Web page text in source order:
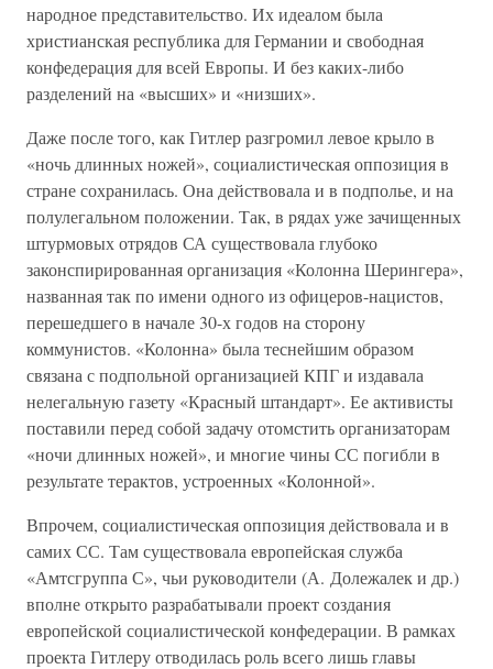
народное представительство. Их идеалом была
христианская республика для Германии и свободная
конфедерация для всей Европы. И без каких-либо
разделений на «высших» и «низших».
Даже после того, как Гитлер разгромил левое крыло в
«ночь длинных ножей», социалистическая оппозиция в
стране сохранилась. Она действовала и в подполье, и на
полулегальном положении. Так, в рядах уже зачищенных
штурмовых отрядов СА существовала глубоко
законспирированная организация «Колонна Шерингера»,
названная так по имени одного из офицеров-нацистов,
перешедшего в начале 30-х годов на сторону
коммунистов. «Колонна» была теснейшим образом
связана с подпольной организацией КПГ и издавала
нелегальную газету «Красный штандарт». Ее активисты
поставили перед собой задачу отомстить организаторам
«ночи длинных ножей», и многие чины СС погибли в
результате терактов, устроенных «Колонной».
Впрочем, социалистическая оппозиция действовала и в
самих СС. Там существовала европейская служба
«Амтсгруппа С», чьи руководители (А. Долежалек и др.)
вполне открыто разрабатывали проект создания
европейской социалистической конфедерации. В рамках
проекта Гитлеру отводилась роль всего лишь главы